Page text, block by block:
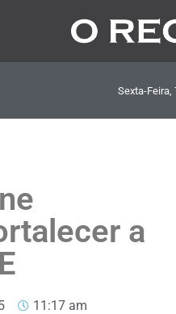
Sexta-Feira,
a
11:17 am